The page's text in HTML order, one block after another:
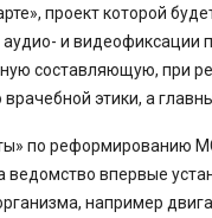
проект которой
и видеофиксации
составляющую, при
этики, а
по реформированию
ведомство впервые
например